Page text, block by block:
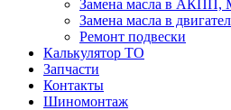
Замена масла в
Замена масла в
Ремонт подвески
Калькулятор ТО
Запчасти
Контакты
Шиномонтаж